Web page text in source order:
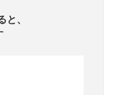
と、